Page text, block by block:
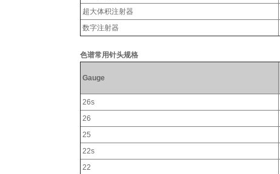
超大体积注射器
数字注射器
色谱常用针头规格
Gauge
26s
26
25
22s
22